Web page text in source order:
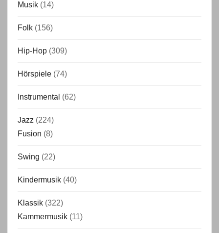
Musik (14)
Folk (156)
Hip-Hop (309)
Hörspiele (74)
Instrumental (62)
Jazz (224)
Fusion (8)
Swing (22)
Kindermusik (40)
Klassik (322)
Kammermusik (11)